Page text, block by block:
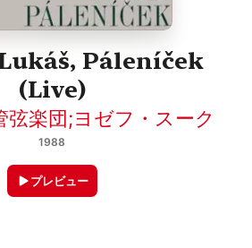
Páleníček
(Live)
弦楽団;ヨゼフ・スーク
1988
プレビュー